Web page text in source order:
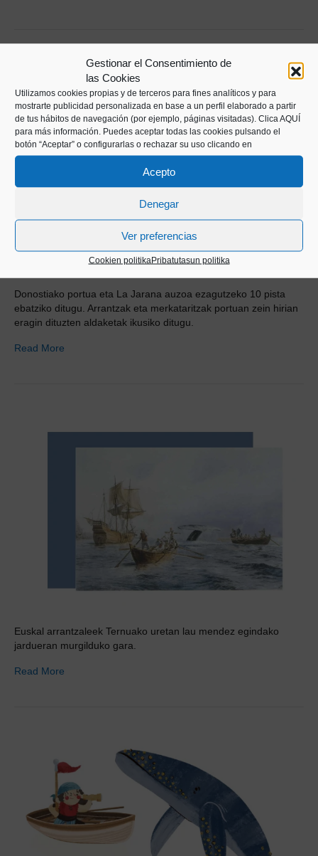
Gestionar el Consentimiento de
las Cookies
Utilizamos cookies propias y de terceros para fines analíticos y para
mostrarte publicidad personalizada en base a un perfil elaborado a partir
de tus hábitos de navegación (por ejemplo, páginas visitadas). Clica AQUÍ
para más información. Puedes aceptar todas las cookies pulsando el
botón “Aceptar” o configurarlas o rechazar su uso clicando en
Acepto
Denegar
Ver preferencias
Cookien politikaPribatutasun politika
Donostiako portua eta La Jarana auzoa ezagutzeko 10 pista
ebatziko ditugu. Arrantzak eta merkataritzak portuan zein hirian
eragin dituzten aldaketak ikusiko ditugu.
Read More
Euskal arrantzaleek Ternuako uretan lau mendez egindako
jardueran murgilduko gara.
Read More